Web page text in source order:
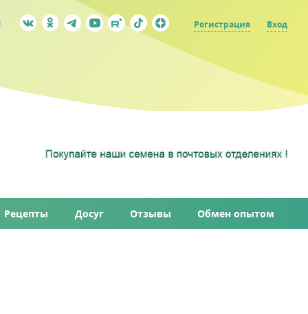
Регистрация Вход
Рецепты Досуг Отзывы Обмен опытом